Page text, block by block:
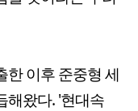
한 이후 준중형 세
해왔다. '현대속